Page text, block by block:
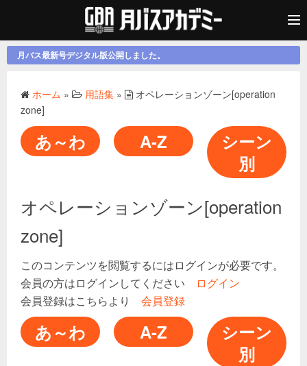
月バス最新号デジタル版公開しました。
ホーム » 用語集 »
オペレーションゾーン[operation
zone]
あ～わ A-Z
シーン
別
オペレーションゾーン[operation
zone]
このコンテンツを閲覧するにはログインが必要です。
会員の方はログインしてください
ログイン
会員登録はこちらより 会員登録
あ～わ A-Z
シーン
別